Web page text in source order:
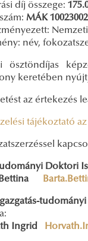
díj összege:
MÁK
név,
ösztöndíjas
keretében
az értekezés
tájékoztató
Doktori
Ingrid